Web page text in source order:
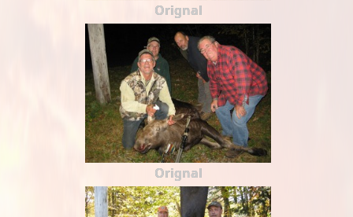
Orignal
Orignal